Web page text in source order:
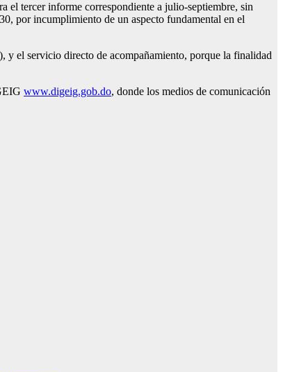
el tercer informe correspondiente a julio-septiembre, sin
por incumplimiento de un aspecto fundamental en el
y el servicio directo de acompañamiento, porque la finalidad
www.digeig.gob.do, donde los medios de comunicación